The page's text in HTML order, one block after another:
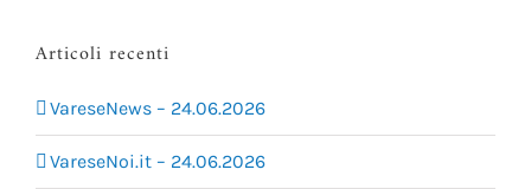
Articoli recenti
VareseNews – 24.06.2026
VareseNoi.it – 24.06.2026